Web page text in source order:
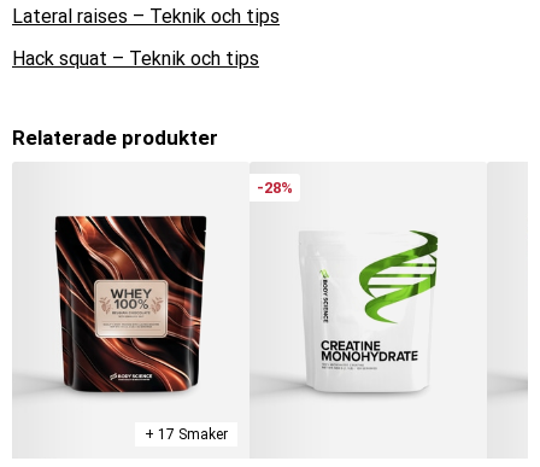
Lateral raises – Teknik och tips
Hack squat – Teknik och tips
Relaterade produkter
+ 17 Smaker
-28%